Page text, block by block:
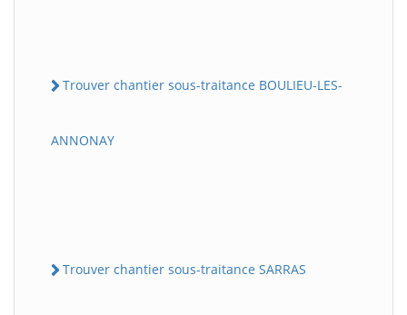
Trouver chantier sous-traitance BOULIEU-LES-
ANNONAY
Trouver chantier sous-traitance SARRAS